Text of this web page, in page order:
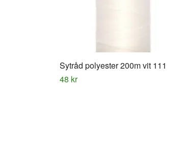
Sytråd polyester 200m vit 111
48 kr